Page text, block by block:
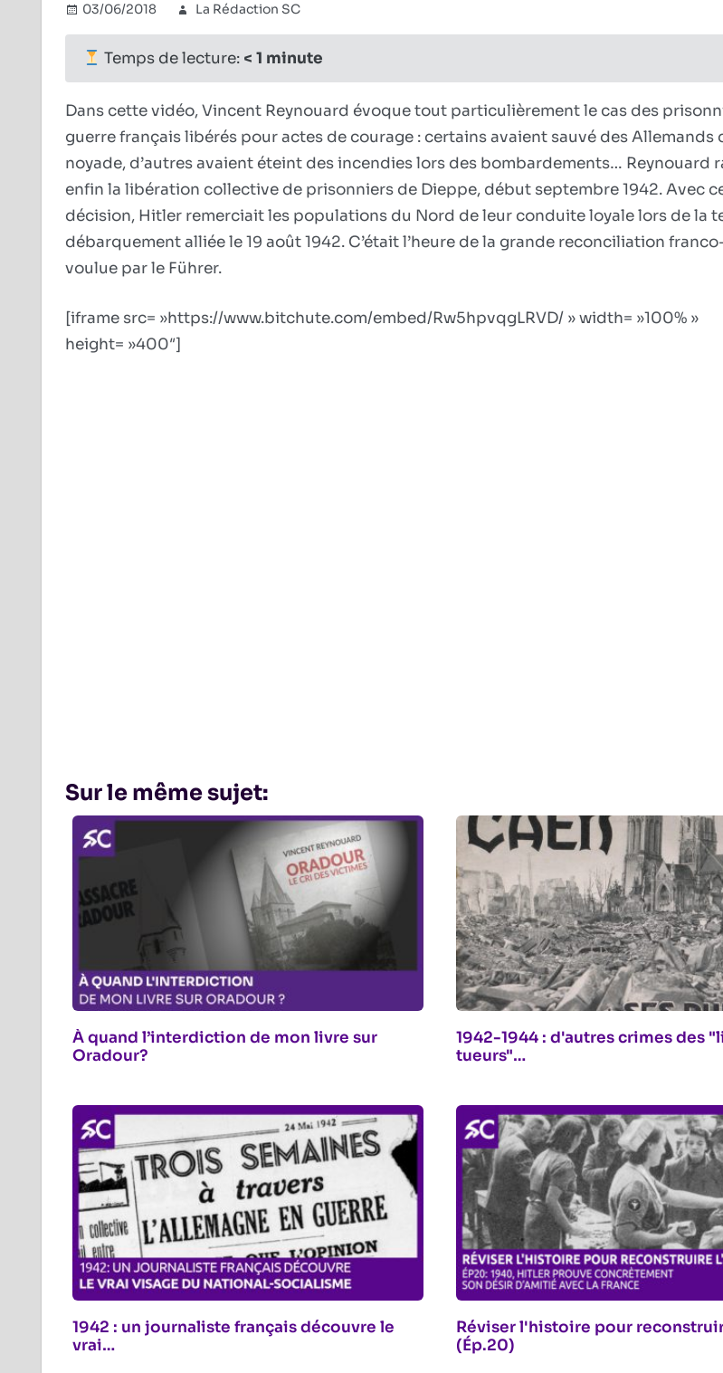
03/06/2018 La Rédaction SC
courage
des
Français
Temps de lecture: < 1 minute
Dans cette vidéo, Vincent Reynouard évoque tout particulièrement le cas des
guerre français libérés pour actes de courage : certains avaient sauvé des Allemands
noyade, d’autres avaient éteint des incendies lors des bombardements… Reynouard
enfin la libération collective de prisonniers de Dieppe, début septembre 1942. Avec
décision, Hitler remerciait les populations du Nord de leur conduite loyale lors de la
débarquement alliée le 19 août 1942. C’était l’heure de la grande reconciliation
voulue par le Führer.
[iframe src= »https://www.bitchute.com/embed/Rw5hpvqgLRVD/ » width= »100% »
height= »400″]
Sur le même sujet:
À quand l’interdiction de mon livre sur
Oradour?
1942-1944 : d'autres crimes des
tueurs"…
1942 : un journaliste français découvre le
vrai…
Réviser l'histoire pour
(Ép.20)